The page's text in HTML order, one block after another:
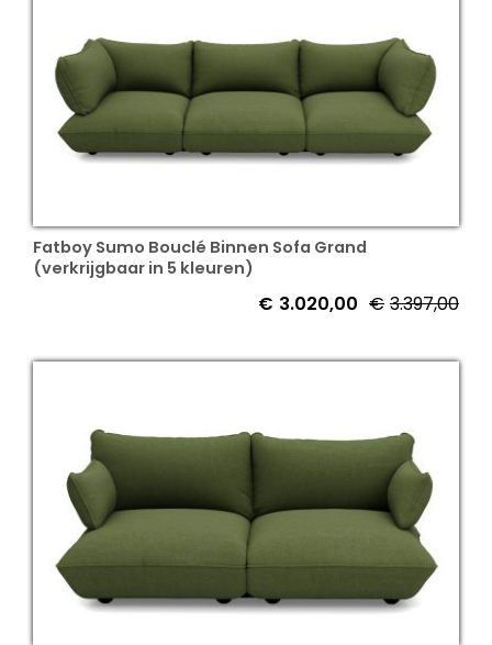
Fatboy Sumo Bouclé Binnen Sofa Grand
(verkrijgbaar in 5 kleuren)
€ 3.397,00
€ 3.020,00